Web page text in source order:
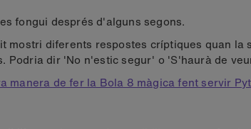
fongui després d'alguns segons.
mostri diferents respostes críptiques quan la
Podria dir 'No n'estic segur' o 'S'haurà de
manera de fer la Bola 8 màgica fent servir